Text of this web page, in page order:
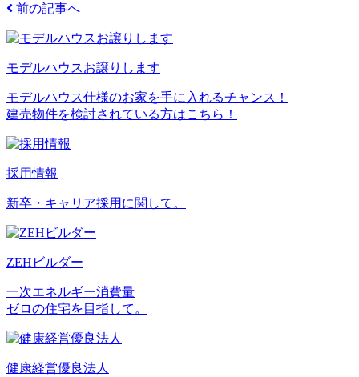
前の記事へ
モデルハウスお譲りします
モデルハウス仕様のお家を手に入れるチャンス！
建売物件を検討されている方はこちら！
採用情報
新卒・キャリア採用に関して。
ZEHビルダー
一次エネルギー消費量
ゼロの住宅を目指して。
健康経営優良法人